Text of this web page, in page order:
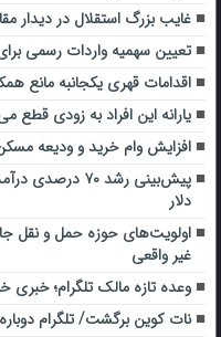
غایب بزرگ استقلال در دیدار
تعیین سهمیه واردات رسمی
اقدامات قهری یکجانبه مانع
یارانه این افراد به زودی
افزایش وام خرید و ودیعه مسکن
دلار
اولویت‌های حوزه حمل و نقل
غیر واقعی
وعده تازه مالک تلگرام؛ خبری
نات کوین برگشت/ تلگرام